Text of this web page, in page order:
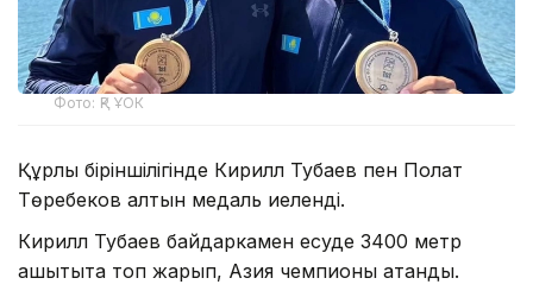
Фото: ҚР ҰОК
Құрлық біріншілігінде Кирилл Тубаев пен Полат
Төребеков алтын медаль иеленді.
Кирилл Тубаев байдаркамен есуде 3400 метр
қашықтықта топ жарып, Азия чемпионы атанды.